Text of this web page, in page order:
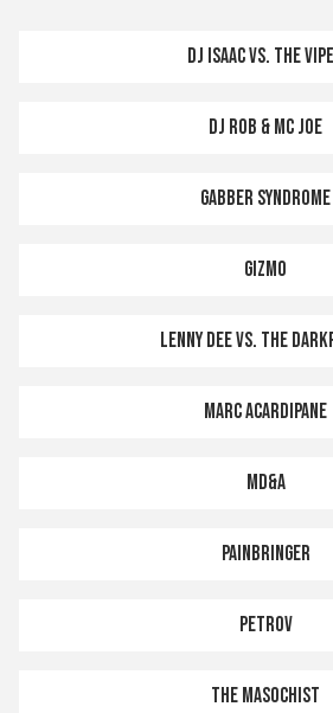
DJ Isaac vs. The
DJ Rob & MC Joe
Gabber Syndrome
Gizmo
Lenny Dee vs. The
Marc Acardipane
MD&A
Painbringer
Petrov
The Masochist